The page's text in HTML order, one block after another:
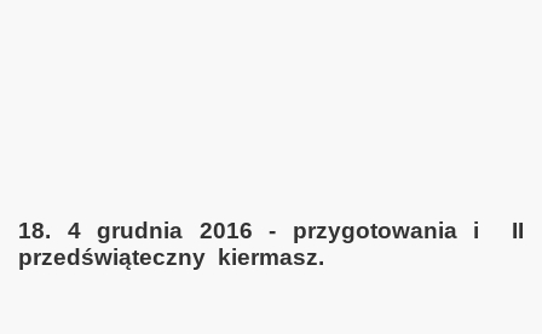
18. 4 grudnia 2016 - przygotowania i II
przedświąteczny kiermasz.